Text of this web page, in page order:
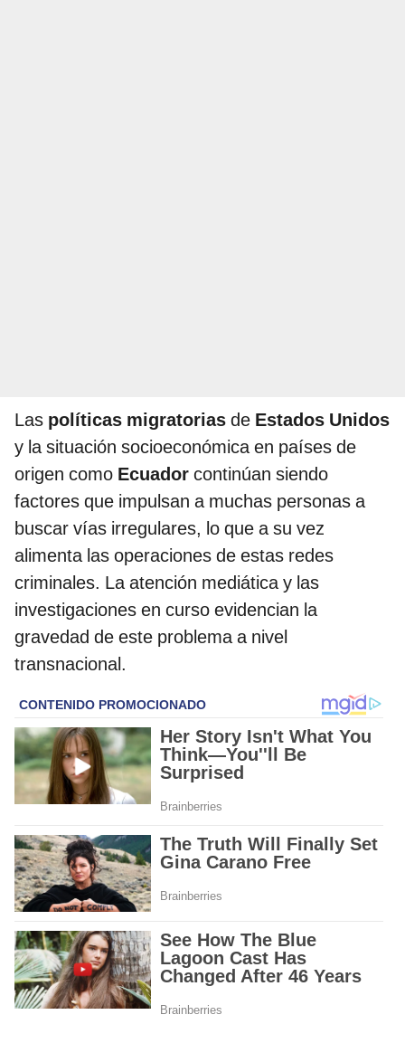
Las políticas migratorias de Estados Unidos
y la situación socioeconómica en países de
origen como Ecuador continúan siendo
factores que impulsan a muchas personas a
buscar vías irregulares, lo que a su vez
alimenta las operaciones de estas redes
criminales. La atención mediática y las
investigaciones en curso evidencian la
gravedad de este problema a nivel
transnacional.